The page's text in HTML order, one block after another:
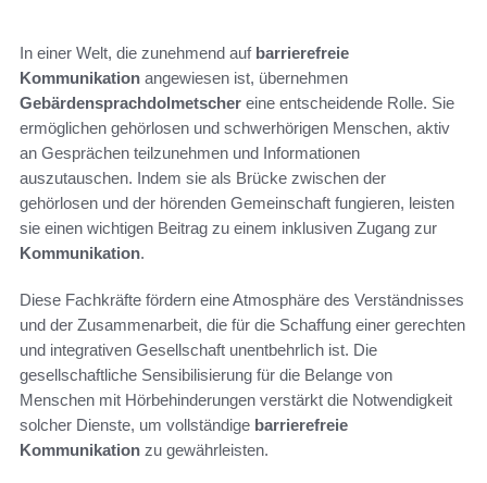
In einer Welt, die zunehmend auf barrierefreie
Kommunikation angewiesen ist, übernehmen
Gebärdensprachdolmetscher eine entscheidende Rolle. Sie
ermöglichen gehörlosen und schwerhörigen Menschen, aktiv
an Gesprächen teilzunehmen und Informationen
auszutauschen. Indem sie als Brücke zwischen der
gehörlosen und der hörenden Gemeinschaft fungieren, leisten
sie einen wichtigen Beitrag zu einem inklusiven Zugang zur
Kommunikation.
Diese Fachkräfte fördern eine Atmosphäre des Verständnisses
und der Zusammenarbeit, die für die Schaffung einer gerechten
und integrativen Gesellschaft unentbehrlich ist. Die
gesellschaftliche Sensibilisierung für die Belange von
Menschen mit Hörbehinderungen verstärkt die Notwendigkeit
solcher Dienste, um vollständige barrierefreie
Kommunikation zu gewährleisten.